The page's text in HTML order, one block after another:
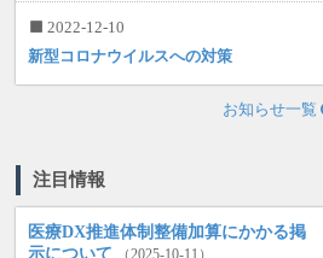
2022-12-10
新型コロナウイルスへの対策
お知らせ一覧
注目情報
医療DX推進体制整備加算にかかる掲
示について
（2025-10-11）